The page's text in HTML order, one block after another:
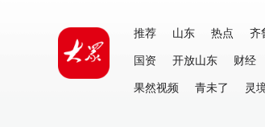
推荐 山东 热点 齐
国资
开放山东 财经
果然视频
青未了 灵